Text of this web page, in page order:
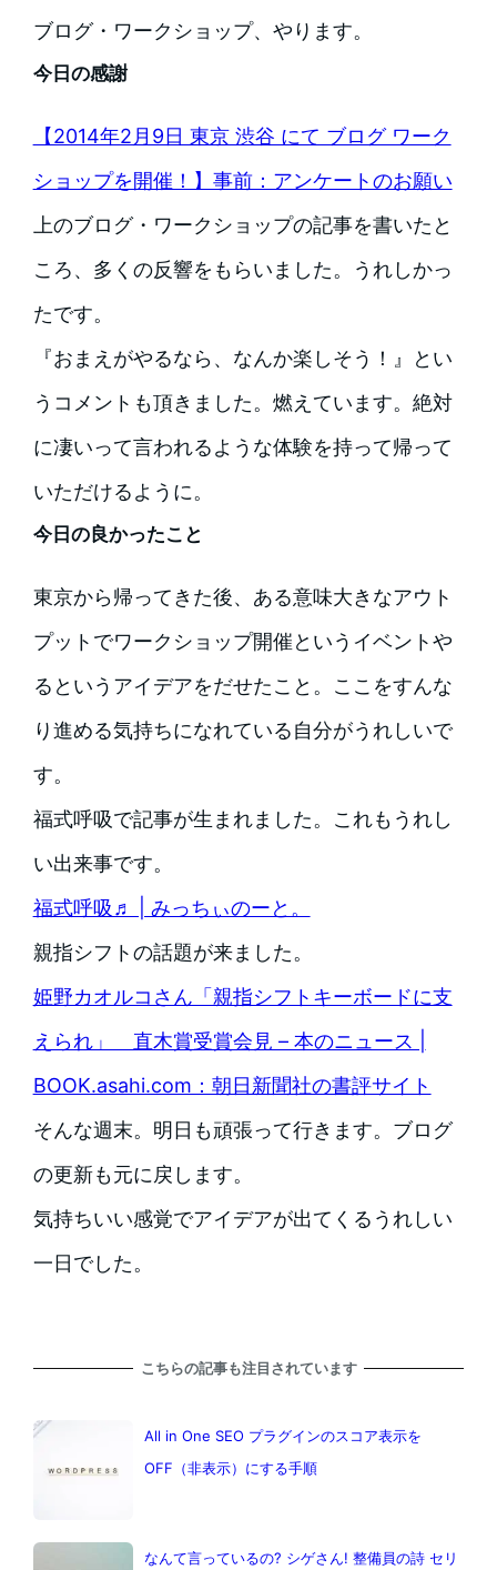
ブログ・ワークショップ、やります。
今日の感謝
【2014年2月9日 東京 渋谷 にて ブログ ワーク
ショップを開催！】事前：アンケートのお願い
上のブログ・ワークショップの記事を書いたと
ころ、多くの反響をもらいました。うれしかっ
たです。
『おまえがやるなら、なんか楽しそう！』とい
うコメントも頂きました。燃えています。絶対
に凄いって言われるような体験を持って帰って
いただけるように。
今日の良かったこと
東京から帰ってきた後、ある意味大きなアウト
プットでワークショップ開催というイベントや
るというアイデアをだせたこと。ここをすんな
り進める気持ちになれている自分がうれしいで
す。
福式呼吸で記事が生まれました。これもうれし
い出来事です。
福式呼吸♬ | みっちぃのーと。
親指シフトの話題が来ました。
姫野カオルコさん「親指シフトキーボードに支
えられ」 直木賞受賞会見 – 本のニュース |
BOOK.asahi.com：朝日新聞社の書評サイト
そんな週末。明日も頑張って行きます。ブログ
の更新も元に戻します。
気持ちいい感覚でアイデアが出てくるうれしい
一日でした。
こちらの記事も注目されています
All in One SEO プラグインのスコア表示を
OFF（非表示）にする手順
なんて言っているの? シゲさん! 整備員の詩 セリ